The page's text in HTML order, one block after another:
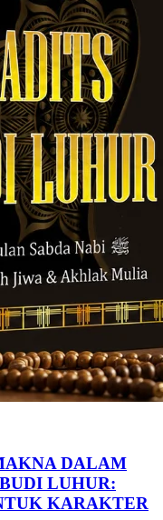
DALAM
LUHUR:
KARAKTER